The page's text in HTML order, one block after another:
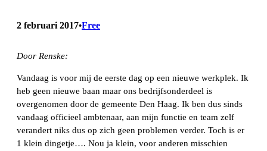
2 februari 2017•Free
Door Renske:
Vandaag is voor mij de eerste dag op een nieuwe werkplek. Ik
heb geen nieuwe baan maar ons bedrijfsonderdeel is
overgenomen door de gemeente Den Haag. Ik ben dus sinds
vandaag officieel ambtenaar, aan mijn functie en team zelf
verandert niks dus op zich geen problemen verder. Toch is er
1 klein dingetje…. Nou ja klein, voor anderen misschien